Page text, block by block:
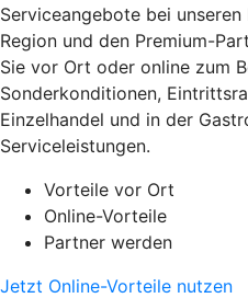
Serviceangebote bei
Region und den Premium-
Sie vor Ort oder online zum
Sonderkonditionen,
Einzelhandel und in der
Serviceleistungen.
Vorteile vor Ort
Online-Vorteile
Partner werden
Jetzt Online-Vorteile nutzen